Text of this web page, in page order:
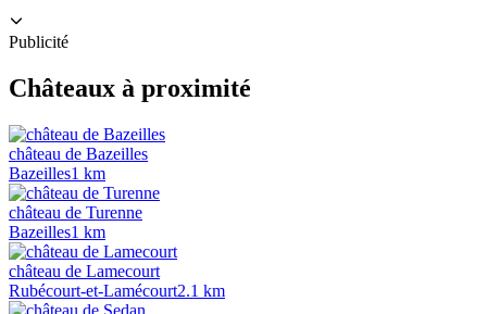
Publicité
Châteaux à proximité
château de Bazeilles
Bazeilles1 km
château de Turenne
Bazeilles1 km
château de Lamecourt
Rubécourt-et-Lamécourt2.1 km